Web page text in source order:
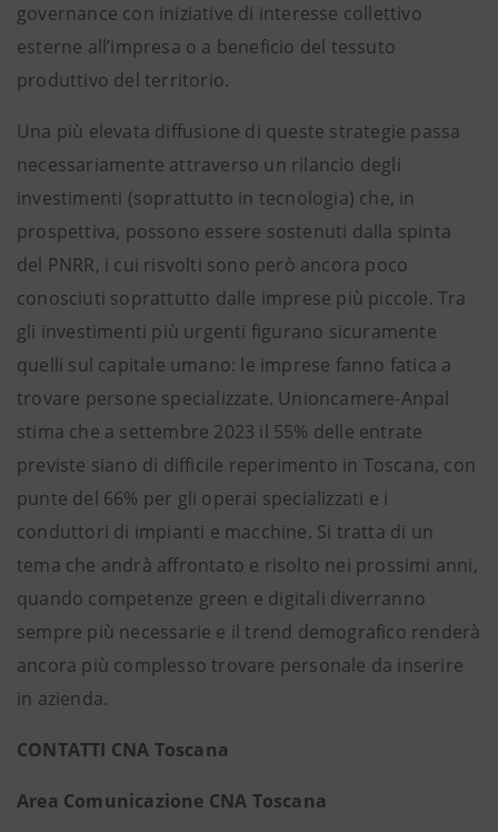
governance con iniziative di interesse collettivo
esterne all’impresa o a beneficio del tessuto
produttivo del territorio.
Una più elevata diffusione di queste strategie passa
necessariamente attraverso un rilancio degli
investimenti (soprattutto in tecnologia) che, in
prospettiva, possono essere sostenuti dalla spinta
del PNRR, i cui risvolti sono però ancora poco
conosciuti soprattutto dalle imprese più piccole. Tra
gli investimenti più urgenti figurano sicuramente
quelli sul capitale umano: le imprese fanno fatica a
trovare persone specializzate. Unioncamere-Anpal
stima che a settembre 2023 il 55% delle entrate
previste siano di difficile reperimento in Toscana, con
punte del 66% per gli operai specializzati e i
conduttori di impianti e macchine. Si tratta di un
tema che andrà affrontato e risolto nei prossimi anni,
quando competenze green e digitali diverranno
sempre più necessarie e il trend demografico renderà
ancora più complesso trovare personale da inserire
in azienda.
CONTATTI CNA Toscana
Area Comunicazione CNA Toscana